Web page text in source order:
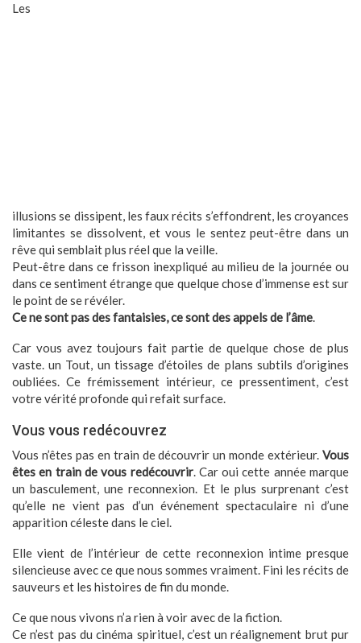
Les
illusions se dissipent, les faux récits s’effondrent, les croyances
limitantes se dissolvent, et vous le sentez peut-être dans un
rêve qui semblait plus réel que la veille.
Peut-être dans ce frisson inexpliqué au milieu de la journée ou
dans ce sentiment étrange que quelque chose d’immense est sur
le point de se révéler.
Ce ne sont pas des fantaisies, ce sont des appels de l’âme.
Car vous avez toujours fait partie de quelque chose de plus
vaste. un Tout, un tissage d’étoiles de plans subtils d’origines
oubliées. Ce frémissement intérieur, ce pressentiment, c’est
votre vérité profonde qui refait surface.
Vous vous redécouvrez
Vous n’êtes pas en train de découvrir un monde extérieur. Vous
êtes en train de vous redécouvrir. Car oui cette année marque
un basculement, une reconnexion. Et le plus surprenant c’est
qu’elle ne vient pas d’un événement spectaculaire ni d’une
apparition céleste dans le ciel.
Elle vient de l’intérieur de cette reconnexion intime presque
silencieuse avec ce que nous sommes vraiment. Fini les récits de
sauveurs et les histoires de fin du monde.
Ce que nous vivons n’a rien à voir avec de la fiction.
Ce n’est pas du cinéma spirituel, c’est un réalignement brut pur